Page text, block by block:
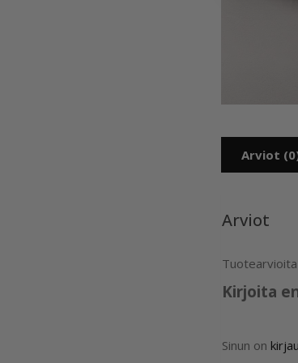
Arviot
Arviot
Kirjoita
Sinun on